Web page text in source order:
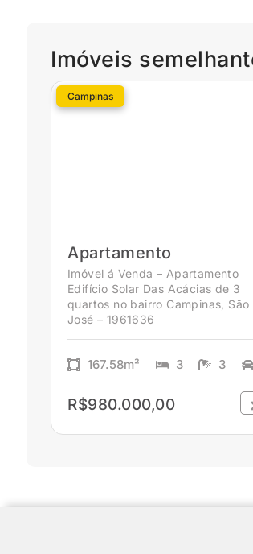
Imóveis
Campinas
Apartamento
Imóvel á Venda – Apartamento
Edifício Solar Das Acácias de 3
quartos no bairro Campinas, São
José – 1961636
167.58m² 3 3
R$980.000,00